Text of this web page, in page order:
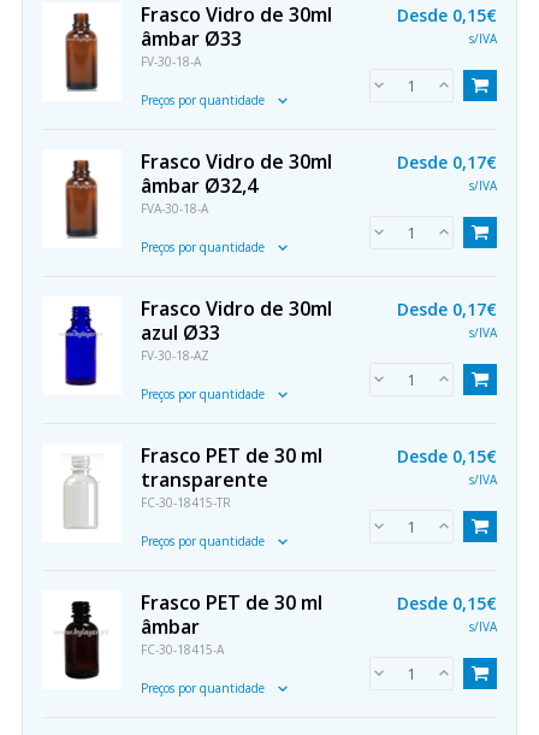
Frasco Vidro de 30ml
âmbar Ø33
FV-30-18-A
Preços por quantidade
Desde 0,15€
s/IVA
Frasco Vidro de 30ml
âmbar Ø32,4
FVA-30-18-A
Preços por quantidade
Desde 0,17€
s/IVA
Frasco Vidro de 30ml
azul Ø33
FV-30-18-AZ
Preços por quantidade
Desde 0,17€
s/IVA
Frasco PET de 30 ml
transparente
FC-30-18415-TR
Preços por quantidade
Desde 0,15€
s/IVA
Frasco PET de 30 ml
âmbar
FC-30-18415-A
Preços por quantidade
Desde 0,15€
s/IVA